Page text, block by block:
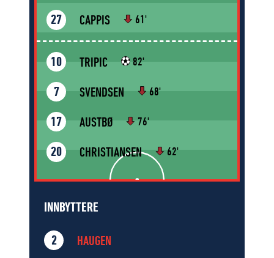
27 CAPPIS 61'
10 TRIPIC 82'
7 SVENDSEN 68'
17 AUSTBØ 76'
20 CHRISTIANSEN 62'
INNBYTTERE
2 HAUGEN